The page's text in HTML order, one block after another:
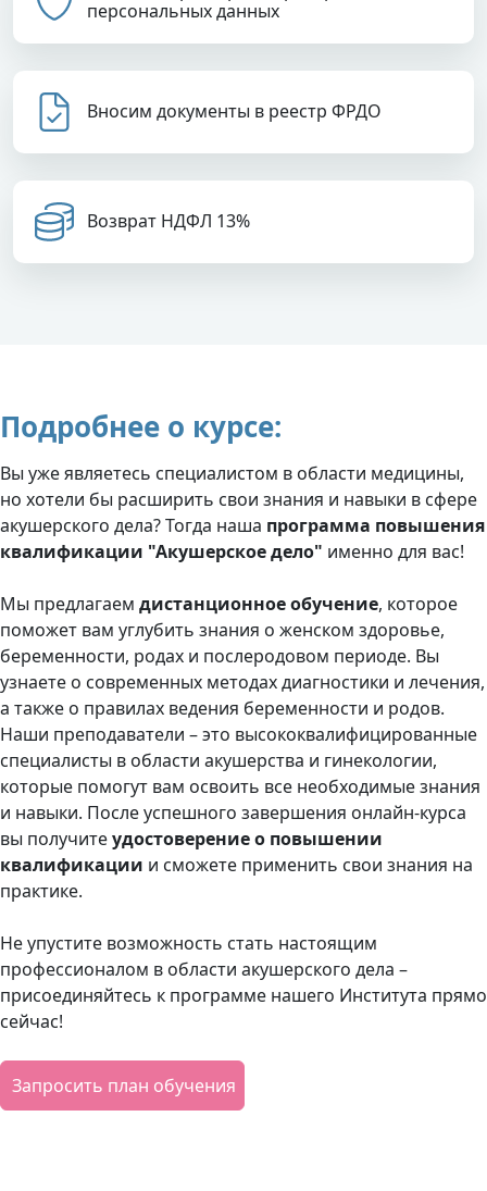
персональных данных
Вносим документы в реестр ФРДО
Возврат НДФЛ 13%
Подробнее о курсе:
Вы уже являетесь специалистом в области медицины,
но хотели бы расширить свои знания и навыки в сфере
акушерского дела? Тогда наша программа повышения
квалификации "Акушерское дело" именно для вас!
Мы предлагаем дистанционное обучение, которое
поможет вам углубить знания о женском здоровье,
беременности, родах и послеродовом периоде. Вы
узнаете о современных методах диагностики и лечения,
а также о правилах ведения беременности и родов.
Наши преподаватели – это высококвалифицированные
специалисты в области акушерства и гинекологии,
которые помогут вам освоить все необходимые знания
и навыки. После успешного завершения онлайн-курса
вы получитеудостоверение о повышении
квалификации и сможете применить свои знания на
практике.
Не упустите возможность стать настоящим
профессионалом в области акушерского дела –
присоединяйтесь к программе нашего Института прямо
сейчас!
Запросить план обучения